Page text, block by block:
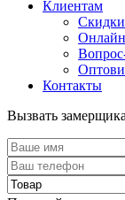
Клиентам
Контакты
Вызвать замерщика